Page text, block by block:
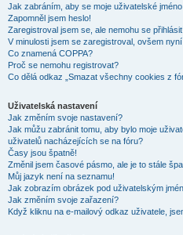
Jak zabráním, aby se moje uživatelské
Zapomněl jsem heslo!
Zaregistroval jsem se, ale nemohu se přihlásit!
V minulosti jsem se zaregistroval, ovšem
Co znamená COPPA?
Proč se nemohu registrovat?
Co dělá odkaz „Smazat všechny cookies z
Uživatelská nastavení
Jak změním svoje nastavení?
Jak můžu zabránit tomu, aby bylo moje
uživatelů nacházejících se na fóru?
Časy jsou špatně!
Změnil jsem časové pásmo, ale je to stále
Můj jazyk není na seznamu!
Jak zobrazím obrázek pod uživatelským
Jak změním svoje zařazení?
Když kliknu na e-mailový odkaz uživatele,